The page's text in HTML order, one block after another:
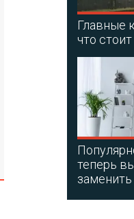
Главные
что
теперь
заменить